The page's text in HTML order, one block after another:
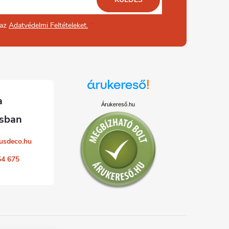
Adatvédelmi Feltételeket.
675
Árukereső.hu